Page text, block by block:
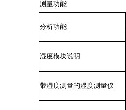
测量功能
分析功能
湿度模块说明
带湿度测量的湿度测量仪